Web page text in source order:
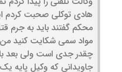
هادی توکلی صحبت کردم
محکم گفتند باید به جرم
مواد سمی شکایت کنید من
چقدر جدی است ولی بعد با
جاویدانی که وکیل پایه